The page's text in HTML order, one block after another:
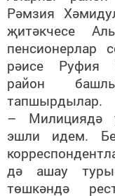
Рәмзия
җитәкчесе
пенсионерлар
рәисе Руфия
район
тапшырдылар.
– Милициядә
эшли идем.
дә ашау
төшкәндә